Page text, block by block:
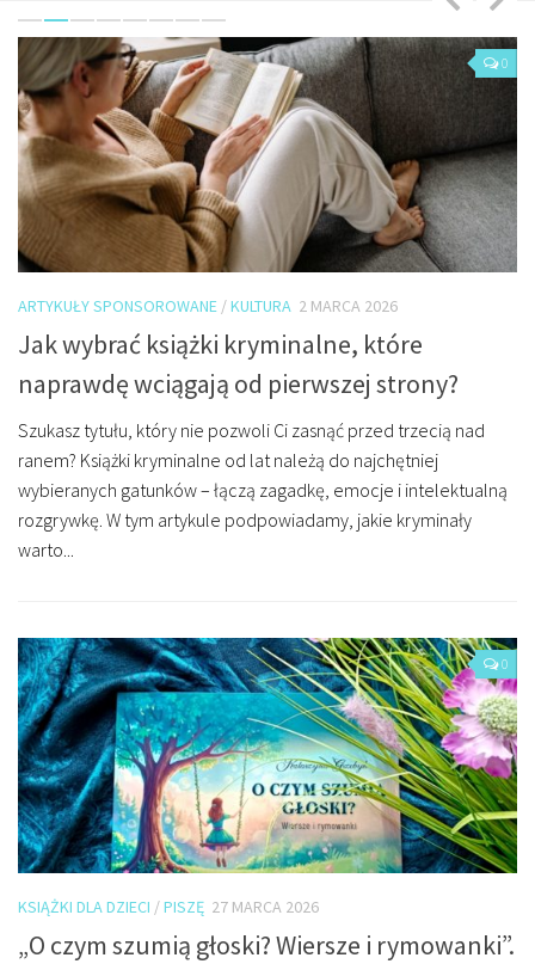
Czytam
Piszę
Rozmawiam
Jestem
Jestem kobietą
Jestem dziennikarką
Jestem blogerką
Jestem panią domu
Książki dla dzieci
Poza tym
Lifestyle
Kultura
Miejsca
Podróże
0
ARTYKUŁY SPONSOROWANE /KULTURA 2 MARCA 2026
Jak wybrać książki kryminalne, które
naprawdę wciągają od pierwszej strony?
Szukasz tytułu, który nie pozwoli Ci zasnąć przed trzecią nad
ranem? Książki kryminalne od lat należą do najchętniej
wybieranych gatunków – łączą zagadkę, emocje i intelektualną
rozgrywkę. W tym artykule podpowiadamy, jakie kryminały
warto...
0
KSIĄŻKI DLA DZIECI /PISZĘ 27 MARCA 2026
„O czym szumią głoski? Wiersze i rymowanki”.